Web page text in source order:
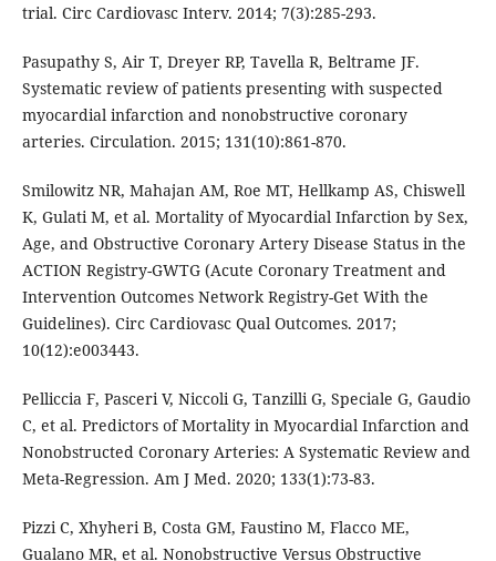
trial. Circ Cardiovasc Interv. 2014; 7(3):285-293.
Pasupathy S, Air T, Dreyer RP, Tavella R, Beltrame JF.
Systematic review of patients presenting with suspected
myocardial infarction and nonobstructive coronary
arteries. Circulation. 2015; 131(10):861-870.
Smilowitz NR, Mahajan AM, Roe MT, Hellkamp AS, Chiswell
K, Gulati M, et al. Mortality of Myocardial Infarction by Sex,
Age, and Obstructive Coronary Artery Disease Status in the
ACTION Registry-GWTG (Acute Coronary Treatment and
Intervention Outcomes Network Registry-Get With the
Guidelines). Circ Cardiovasc Qual Outcomes. 2017;
10(12):e003443.
Pelliccia F, Pasceri V, Niccoli G, Tanzilli G, Speciale G, Gaudio
C, et al. Predictors of Mortality in Myocardial Infarction and
Nonobstructed Coronary Arteries: A Systematic Review and
Meta-Regression. Am J Med. 2020; 133(1):73-83.
Pizzi C, Xhyheri B, Costa GM, Faustino M, Flacco ME,
Gualano MR, et al. Nonobstructive Versus Obstructive